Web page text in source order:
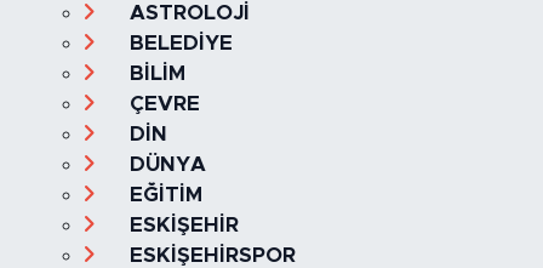
ASTROLOJİ
BELEDİYE
BİLİM
ÇEVRE
DİN
DÜNYA
EĞİTİM
ESKİŞEHİR
ESKİŞEHİRSPOR